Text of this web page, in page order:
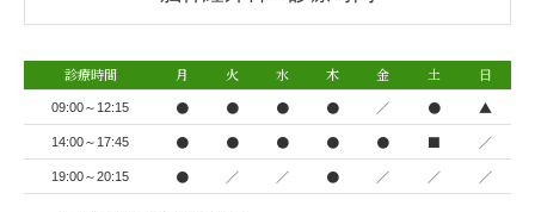
診療時間 月 火 水 木 金 土 日
09:00～12:15 ● ● ● ● ／ ● ▲
14:00～17:45 ● ● ● ● ● ■ ／
19:00～20:15 ● ／ ／ ● ／ ／ ／